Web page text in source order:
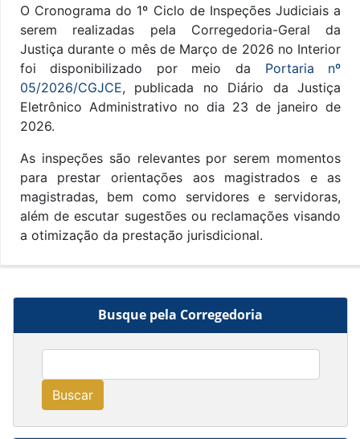
Busque pela Corregedoria
Buscar
O Cronograma do 1º Ciclo de Inspeções Judiciais a
serem realizadas pela Corregedoria-Geral da
Justiça durante o mês de Março de 2026 no Interior
foi disponibilizado por meio da Portaria nº
05/2026/CGJCE, publicada no Diário da Justiça
Eletrônico Administrativo no dia 23 de janeiro de
2026.
As inspeções são relevantes por serem momentos
para prestar orientações aos magistrados e as
magistradas, bem como servidores e servidoras,
além de escutar sugestões ou reclamações visando
a otimização da prestação jurisdicional.